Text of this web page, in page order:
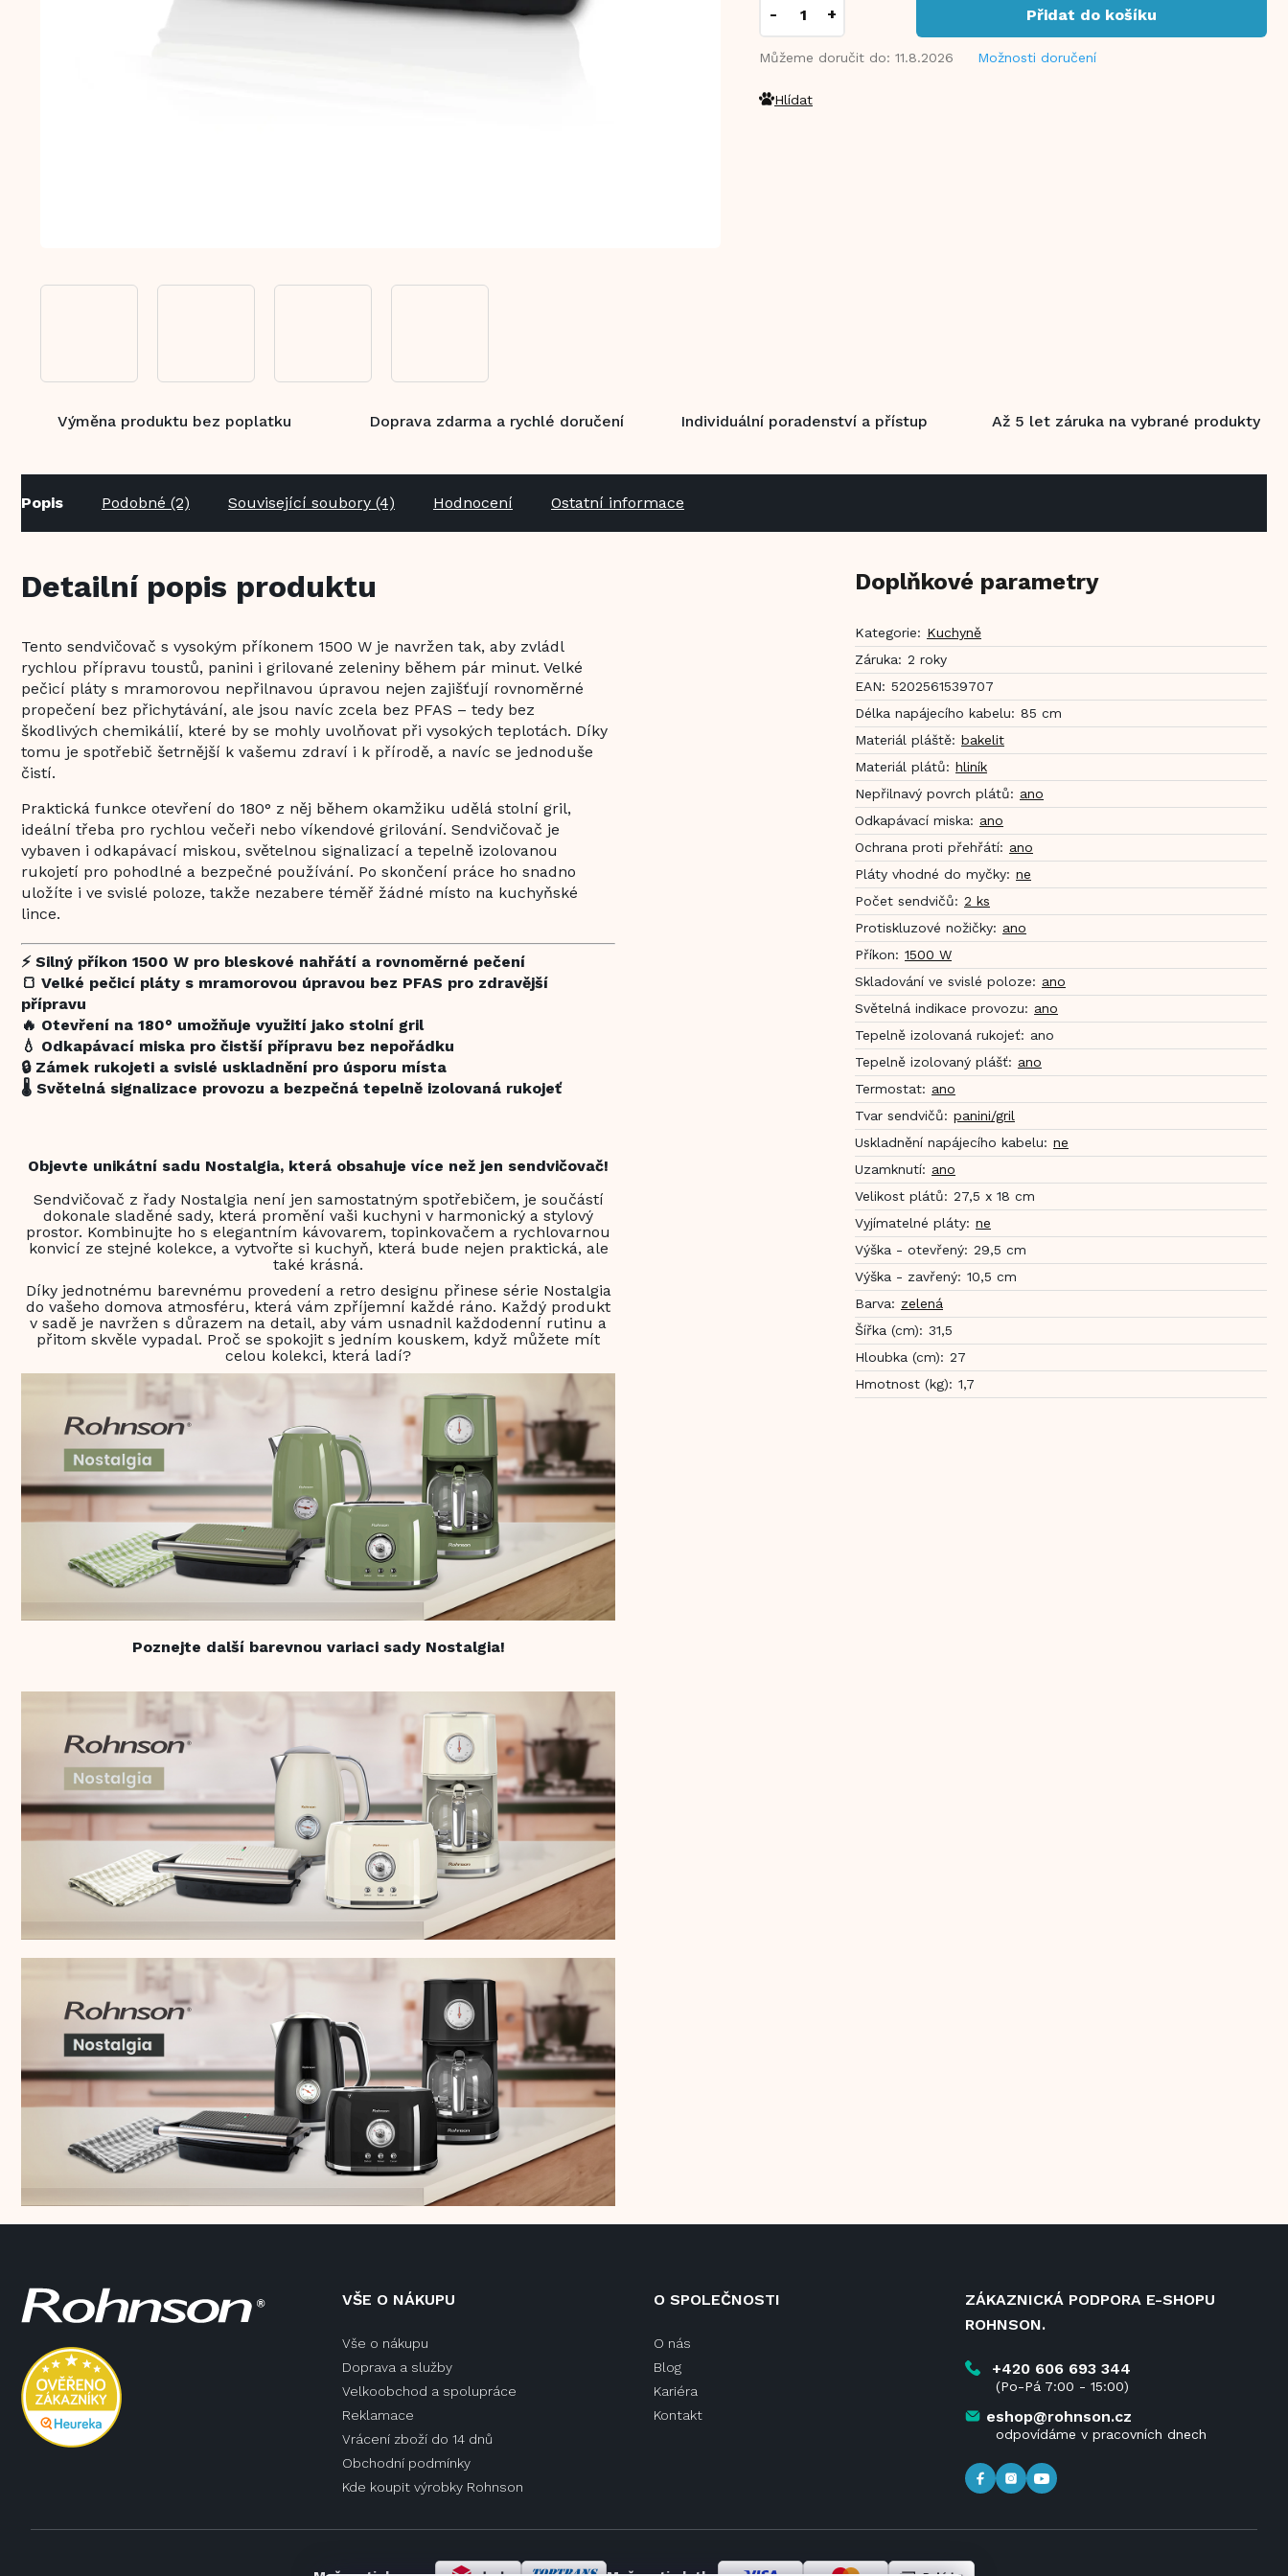
Můžeme doručit do: 11.8.2026 Možnosti doručení
Přidat do košíku
Hlídat
Výměna produktu bez poplatku Doprava zdarma a rychlé doručení Individuální poradenství a přístup Až 5 let záruka na vybrané produkty
Popis Podobné (2) Související soubory (4) Hodnocení Ostatní informace
Detailní popis produktu
Tento sendvičovač s vysokým příkonem 1500 W je navržen tak, aby zvládl
rychlou přípravu toustů, panini i grilované zeleniny během pár minut. Velké
pečicí pláty s mramorovou nepřilnavou úpravou nejen zajišťují rovnoměrné
propečení bez přichytávání, ale jsou navíc zcela bez PFAS – tedy bez
škodlivých chemikálií, které by se mohly uvolňovat při vysokých teplotách. Díky
tomu je spotřebič šetrnější k vašemu zdraví i k přírodě, a navíc se jednoduše
čistí.
Praktická funkce otevření do 180° z něj během okamžiku udělá stolní gril,
ideální třeba pro rychlou večeři nebo víkendové grilování. Sendvičovač je
vybaven i odkapávací miskou, světelnou signalizací a tepelně izolovanou
rukojetí pro pohodlné a bezpečné používání. Po skončení práce ho snadno
uložíte i ve svislé poloze, takže nezabere téměř žádné místo na kuchyňské
lince.
⚡ Silný příkon 1500 W pro bleskové nahřátí a rovnoměrné pečení
🍞 Velké pečicí pláty s mramorovou úpravou bez PFAS pro zdravější
přípravu
🔥 Otevření na 180° umožňuje využití jako stolní gril
💧 Odkapávací miska pro čistší přípravu bez nepořádku
🔒 Zámek rukojeti a svislé uskladnění pro úsporu místa
🌡️ Světelná signalizace provozu a bezpečná tepelně izolovaná rukojeť
Objevte unikátní sadu Nostalgia, která obsahuje více než jen sendvičovač!
Sendvičovač z řady Nostalgia není jen samostatným spotřebičem, je součástí
dokonale sladěné sady, která promění vaši kuchyni v harmonický a stylový
prostor. Kombinujte ho s elegantním kávovarem, topinkovačem a rychlovarnou
konvicí ze stejné kolekce, a vytvořte si kuchyň, která bude nejen praktická, ale
také krásná.
Díky jednotnému barevnému provedení a retro designu přinese série Nostalgia
do vašeho domova atmosféru, která vám zpříjemní každé ráno. Každý produkt
v sadě je navržen s důrazem na detail, aby vám usnadnil každodenní rutinu a
přitom skvěle vypadal. Proč se spokojit s jedním kouskem, když můžete mít
celou kolekci, která ladí?
Poznejte další barevnou variaci sady Nostalgia!
Doplňkové parametry
Kategorie: Kuchyně
Záruka: 2 roky
EAN: 5202561539707
Délka napájecího kabelu: 85 cm
Materiál pláště: bakelit
Materiál plátů: hliník
Nepřilnavý povrch plátů: ano
Odkapávací miska: ano
Ochrana proti přehřátí: ano
Pláty vhodné do myčky: ne
Počet sendvičů: 2 ks
Protiskluzové nožičky: ano
Příkon: 1500 W
Skladování ve svislé poloze: ano
Světelná indikace provozu: ano
Tepelně izolovaná rukojeť: ano
Tepelně izolovaný plášť: ano
Termostat: ano
Tvar sendvičů: panini/gril
Uskladnění napájecího kabelu: ne
Uzamknutí: ano
Velikost plátů: 27,5 x 18 cm
Vyjímatelné pláty: ne
Výška - otevřený: 29,5 cm
Výška - zavřený: 10,5 cm
Barva: zelená
Šířka (cm): 31,5
Hloubka (cm): 27
Hmotnost (kg): 1,7
VŠE O NÁKUPU
Vše o nákupu
Doprava a služby
Velkoobchod a spolupráce
Reklamace
Vrácení zboží do 14 dnů
Obchodní podmínky
Kde koupit výrobky Rohnson
O SPOLEČNOSTI
O nás
Blog
Kariéra
Kontakt
ZÁKAZNICKÁ PODPORA E-SHOPU
ROHNSON.
+420 606 693 344
(Po-Pá 7:00 - 15:00)
eshop@rohnson.cz
odpovídáme v pracovních dnech